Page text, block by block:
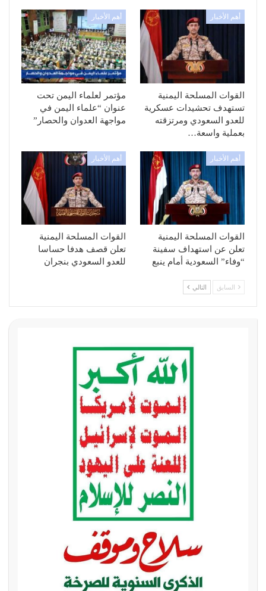
أهم الأخبار
القوات المسلحة اليمنية
تستهدف تحشيدات عسكرية
للعدو السعودي ومرتزقته
بعملية واسعة…
أهم الأخبار
مؤتمر لعلماء اليمن تحت
عنوان “علماء اليمن في
مواجهة العدوان والحصار”
أهم الأخبار
القوات المسلحة اليمنية
تعلن عن استهداف سفينة
“وفاء” السعودية أمام ينبع
أهم الأخبار
القوات المسلحة اليمنية
تعلن قصف هدفا حساسا
للعدو السعودي بنجران
السابق التالي